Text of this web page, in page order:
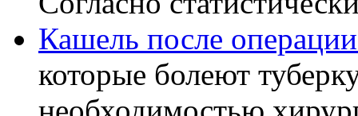
Кашель после
которые болеют